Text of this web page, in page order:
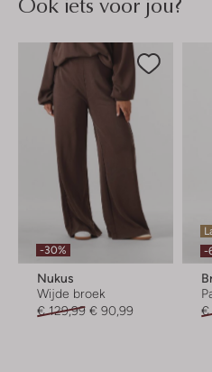
-30%
Nukus
Wijde broek
€ 129,99 € 90,99
-
€